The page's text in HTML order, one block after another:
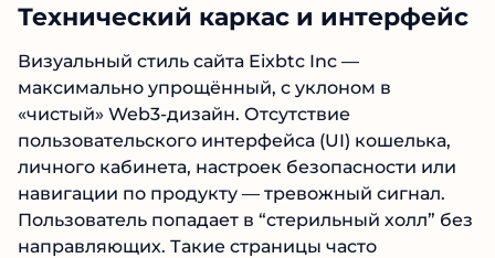
Технический каркас и интерфейс
Визуальный стиль сайта Eixbtc Inc —
максимально упрощённый, с уклоном в
«чистый» Web3-дизайн. Отсутствие
пользовательского интерфейса (UI) кошелька,
личного кабинета, настроек безопасности или
навигации по продукту — тревожный сигнал.
Пользователь попадает в “стерильный холл” без
направляющих. Такие страницы часто